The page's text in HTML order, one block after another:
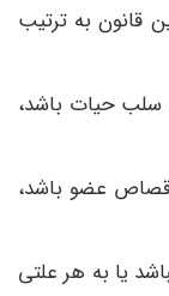
قانون به ترتیب
سلب حیات باشد،
عضو باشد،
یا به هر علتی